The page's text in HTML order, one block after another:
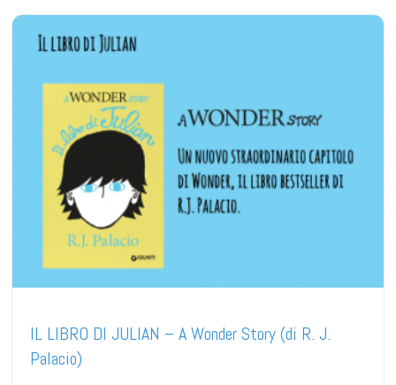
IL LIBRO DI JULIAN – A Wonder Story (di R. J.
Palacio)